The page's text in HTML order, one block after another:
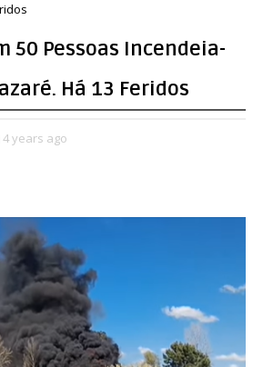
50 Pessoas Incendeia-
Há 13 Feridos
4 years ago